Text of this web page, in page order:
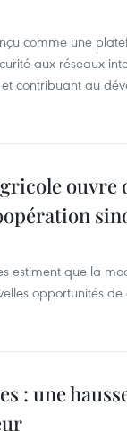
comme une
aux réseaux
contribuant au
ouvre
estiment que la
opportunités
: une